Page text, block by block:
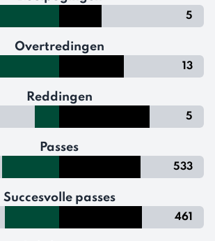
5
Overtredingen
13
Reddingen
5
Passes
533
Succesvolle passes
461